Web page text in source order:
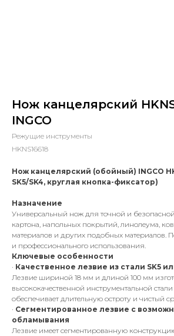
Нож канцелярский
INGCO
Режущие инструменты
HKNS16618
Нож канцелярский (обойный) INGCO
SK5/SK4, круглая кнопка-фиксатор)
Назначение
Универсальный нож для точной и
картона, напольных покрытий, линолеума,
материалов и других подобных материалов.
и профессионального использования.
Ключевые особенности
· Качественное лезвие из стали SK5
Лезвие шириной 18 мм и длиной 100 мм
высококачественной инструментальной стали
обеспечивает длительную остроту и чистый
· Сегментированное лезвие с
обламывания
Лезвие имеет сегментированную